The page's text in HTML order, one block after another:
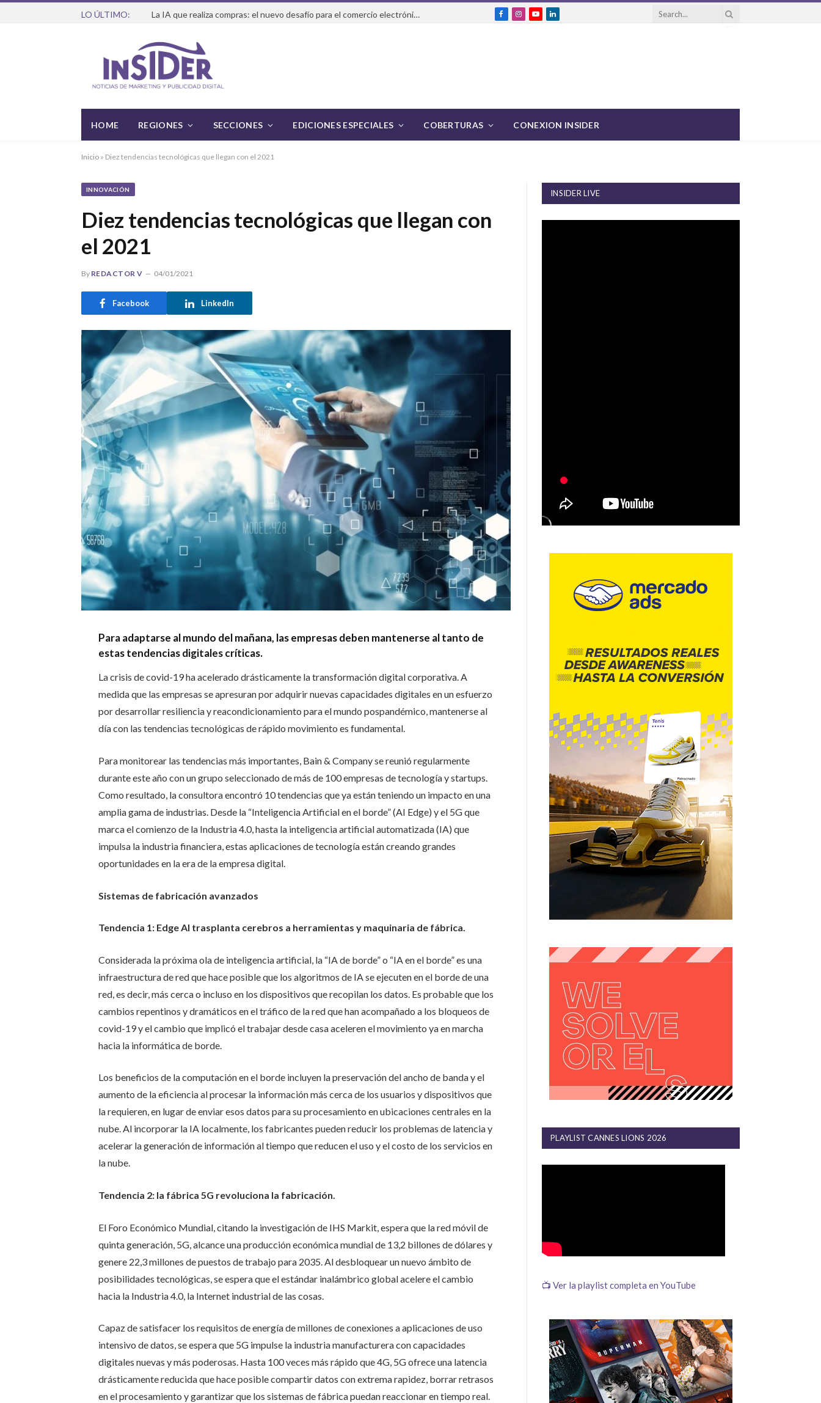
LO ÚLTIMO: La IA que realiza compras: el nuevo desafío para el comercio electrónico y la logística
FacebookInstagram
YouTubeLinkedIn
HOME REGIONES SECCIONES EDICIONES ESPECIALES COBERTURAS CONEXION INSIDER
Inicio » Diez tendencias tecnológicas que llegan con el 2021
INNOVACIÓN
Diez tendencias tecnológicas que llegan con
el 2021
By REDACTOR V 04/01/2021
Facebook LinkedIn
Para adaptarse al mundo del mañana, las empresas deben mantenerse al tanto de
estas tendencias digitales críticas.
La crisis de covid-19 ha acelerado drásticamente la transformación digital corporativa. A
medida que las empresas se apresuran por adquirir nuevas capacidades digitales en un esfuerzo
por desarrollar resiliencia y reacondicionamiento para el mundo pospandémico, mantenerse al
día con las tendencias tecnológicas de rápido movimiento es fundamental.
Para monitorear las tendencias más importantes, Bain & Company se reunió regularmente
durante este año con un grupo seleccionado de más de 100 empresas de tecnología y startups.
Como resultado, la consultora encontró 10 tendencias que ya están teniendo un impacto en una
amplia gama de industrias. Desde la “Inteligencia Artificial en el borde” (AI Edge) y el 5G que
marca el comienzo de la Industria 4.0, hasta la inteligencia artificial automatizada (IA) que
impulsa la industria financiera, estas aplicaciones de tecnología están creando grandes
oportunidades en la era de la empresa digital.
Sistemas de fabricación avanzados
Tendencia 1: Edge AI trasplanta cerebros a herramientas y maquinaria de fábrica.
Considerada la próxima ola de inteligencia artificial, la “IA de borde” o “IA en el borde” es una
infraestructura de red que hace posible que los algoritmos de IA se ejecuten en el borde de una
red, es decir, más cerca o incluso en los dispositivos que recopilan los datos. Es probable que los
cambios repentinos y dramáticos en el tráfico de la red que han acompañado a los bloqueos de
covid-19 y el cambio que implicó el trabajar desde casa aceleren el movimiento ya en marcha
hacia la informática de borde.
Los beneficios de la computación en el borde incluyen la preservación del ancho de banda y el
aumento de la eficiencia al procesar la información más cerca de los usuarios y dispositivos que
la requieren, en lugar de enviar esos datos para su procesamiento en ubicaciones centrales en la
nube. Al incorporar la IA localmente, los fabricantes pueden reducir los problemas de latencia y
acelerar la generación de información al tiempo que reducen el uso y el costo de los servicios en
la nube.
Tendencia 2: la fábrica 5G revoluciona la fabricación.
El Foro Económico Mundial, citando la investigación de IHS Markit, espera que la red móvil de
quinta generación, 5G, alcance una producción económica mundial de 13,2 billones de dólares y
genere 22,3 millones de puestos de trabajo para 2035. Al desbloquear un nuevo ámbito de
posibilidades tecnológicas, se espera que el estándar inalámbrico global acelere el cambio
hacia la Industria 4.0, la Internet industrial de las cosas.
Capaz de satisfacer los requisitos de energía de millones de conexiones a aplicaciones de uso
intensivo de datos, se espera que 5G impulse la industria manufacturera con capacidades
digitales nuevas y más poderosas. Hasta 100 veces más rápido que 4G, 5G ofrece una latencia
drásticamente reducida que hace posible compartir datos con extrema rapidez, borrar retrasos
en el procesamiento y garantizar que los sistemas de fábrica puedan reaccionar en tiempo real.
INSIDER LIVE
PLAYLIST CANNES LIONS 2026
📺 Ver la playlist completa en YouTube